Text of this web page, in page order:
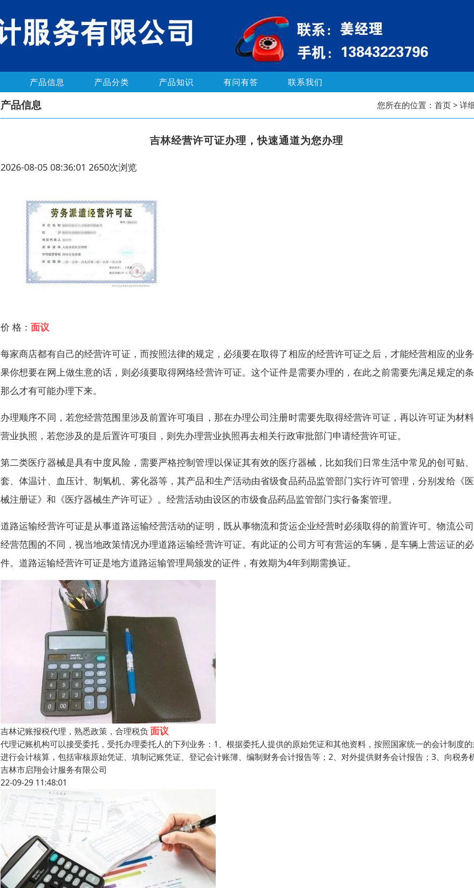
产品信息 产品分类 产品知识 有问有答 联系我们
产品信息 您所在的位置： 首页> 详
吉林经营许可证办理，快速通道为您办理
2026-08-05 08:36:01 2650次浏览
价 格： 面议
每家商店都有自己的经营许可证，而按照法律的规定，必须要在取得了相应的经营许可证之后，才能经营相应的业
果你想要在网上做生意的话，则必须要取得网络经营许可证。这个证件是需要办理的，在此之前需要先满足规定的
那么才有可能办理下来。
办理顺序不同，若您经营范围里涉及前置许可项目，那在办理公司注册时需要先取得经营许可证，再以许可证为材
营业执照，若您涉及的是后置许可项目，则先办理营业执照再去相关行政审批部门申请经营许可证。
第二类医疗器械是具有中度风险，需要严格控制管理以保证其有效的医疗器械，比如我们日常生活中常见的创可贴
套、体温计、血压计、制氧机、雾化器等，其产品和生产活动由省级食品药品监管部门实行许可管理，分别发给《
械注册证》和《医疗器械生产许可证》。经营活动由设区的市级食品药品监管部门实行备案管理。
道路运输经营许可证是从事道路运输经营活动的证明，既从事物流和货运企业经营时必须取得的前置许可。物流公
经营范围的不同，视当地政策情况办理道路运输经营许可证。有此证的公司方可有营运的车辆，是车辆上营运证的
件。道路运输经营许可证是地方道路运输管理局颁发的证件，有效期为4年到期需换证。
吉林记账报税代理，熟悉政策，合理税负 面议
代理记账机构可以接受委托，受托办理委托人的下列业务：1、根据委托人提供的原始凭证和其他资料，按照国家统一的会计制度
进行会计核算，包括审核原始凭证、填制记账凭证、登记会计账簿、编制财务会计报告等；2、对外提供财务会计报告；3、向税务
吉林市启翔会计服务有限公司
22-09-29 11:48:01